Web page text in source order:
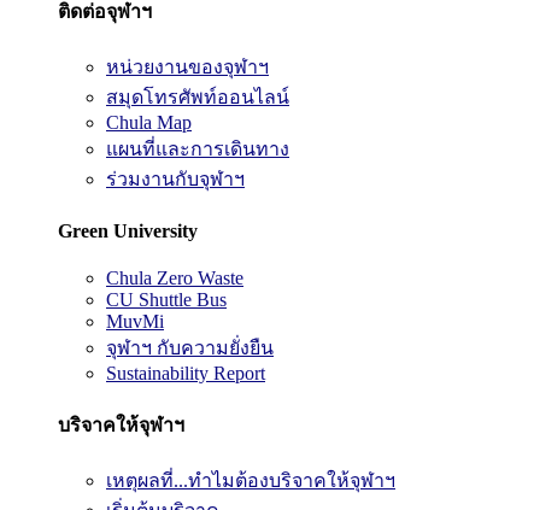
ติดต่อจุฬาฯ
หน่วยงานของจุฬาฯ
สมุดโทรศัพท์ออนไลน์
Chula Map
แผนที่และการเดินทาง
ร่วมงานกับจุฬาฯ
Green University
Chula Zero Waste
CU Shuttle Bus
MuvMi
จุฬาฯ กับความยั่งยืน
Sustainability Report
บริจาคให้จุฬาฯ
เหตุผลที่...ทำไมต้องบริจาคให้จุฬาฯ